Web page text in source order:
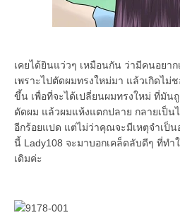
เคยได้ยินแว่วๆ เหมือนกัน ว่ามีคนอยาก
เพราะไปตัดผมทรงใหม่มา แล้วเกิดไม่
ขึ้น เพื่อที่จะได้เปลี่ยนผมทรงใหม่ ที่มัน
ดัดผม แล้วผมแห้งแตกปลาย กลายเป็น
อีกร้อยแปด แต่ไม่ว่าคุณจะมีเหตุจำเป็น
นี้ Lady108 จะมาบอกเคล็ดลับดีๆ ที่ทำ
เดิมค่ะ